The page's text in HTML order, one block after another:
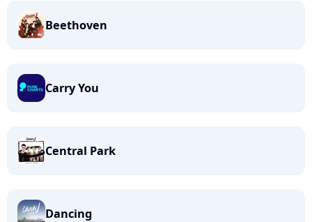
Beethoven
Carry You
Central Park
Dancing